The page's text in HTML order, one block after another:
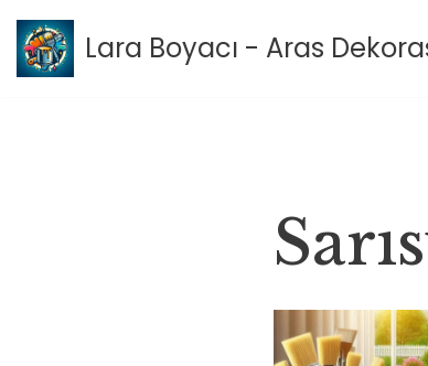
İçeriğe Lara Boyacı - Aras